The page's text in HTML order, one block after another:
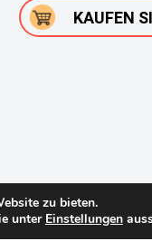
KAUFEN
zu bieten.
unter Einstellungen